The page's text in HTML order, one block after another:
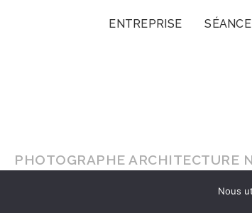
ENTREPRISE
PHOTOGRAPHE ARCHITECTURE
,
Nous